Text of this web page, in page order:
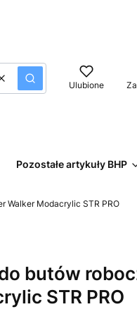
WyczyśćSzukaj Ulubione
Pozostałe artykuły BHP
Walker Modacrylic STR PRO
butów
STR PRO